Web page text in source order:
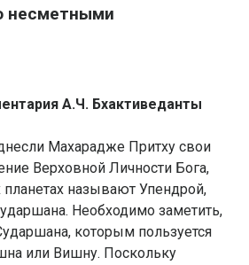
несметными
А.Ч. Бхактиведанты
Махарадже Притху свои
Верховной Личности Бога,
планетах называют Упендрой,
Необходимо заметить,
которым пользуется
или Вишну. Поскольку